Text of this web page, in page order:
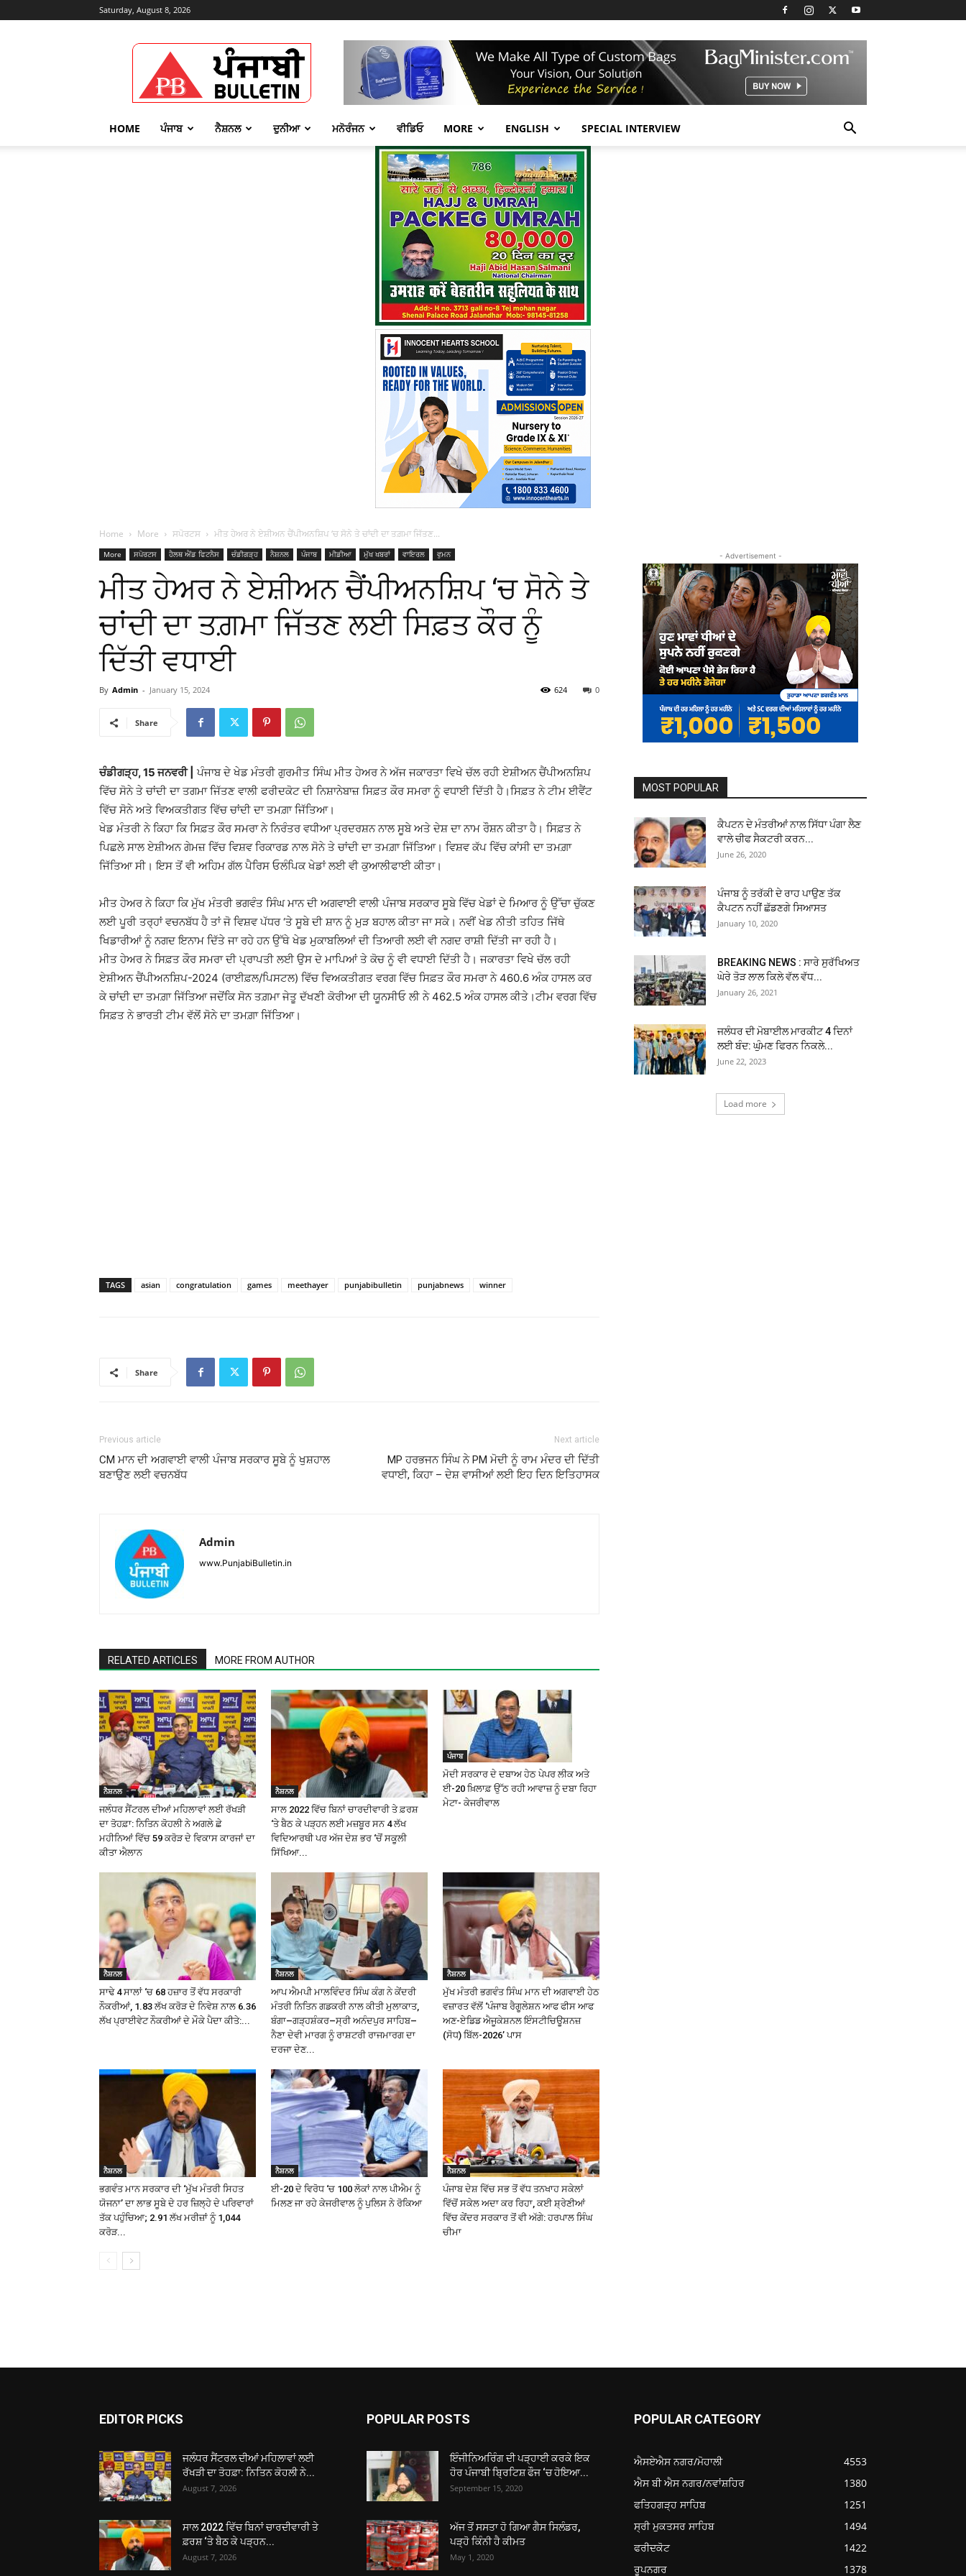
Saturday, August 8, 2026
Punjabi
Bulletin
HOME ਪੰਜਾਬ ਨੈਸ਼ਨਲ ਦੁਨੀਆ ਮਨੋਰੰਜਨ ਵੀਡਿਓ MORE ENGLISH SPECIAL INTERVIEW
Home More ਸਪੋਰਟਸ ਮੀਤ ਹੇਅਰ ਨੇ ਏਸ਼ੀਅਨ ਚੈਂਪੀਅਨਸ਼ਿਪ ‘ਚ ਸੋਨੇ ਤੇ ਚਾਂਦੀ ਦਾ ਤਗ਼ਮਾ ਜਿੱਤਣ...
More ਸਪੋਰਟਸ ਹੈਲਥ ਐਂਡ ਫਿਟਨੈਸ ਚੰਡੀਗੜ੍ਹ ਨੈਸ਼ਨਲ ਪੰਜਾਬ ਮੀਡੀਆ ਮੁੱਖ ਖਬਰਾਂ ਵਾਇਰਲ ਵੁਮਨ
ਮੀਤ ਹੇਅਰ ਨੇ ਏਸ਼ੀਅਨ ਚੈਂਪੀਅਨਸ਼ਿਪ ‘ਚ ਸੋਨੇ ਤੇ
ਚਾਂਦੀ ਦਾ ਤਗ਼ਮਾ ਜਿੱਤਣ ਲਈ ਸਿਫ਼ਤ ਕੌਰ ਨੂੰ
ਦਿੱਤੀ ਵਧਾਈ
By Admin - January 15, 2024 0
624
Share
ਚੰਡੀਗੜ੍ਹ, 15 ਜਨਵਰੀ |
ਪੰਜਾਬ ਦੇ ਖੇਡ ਮੰਤਰੀ ਗੁਰਮੀਤ ਸਿੰਘ ਮੀਤ ਹੇਅਰ ਨੇ ਅੱਜ ਜਕਾਰਤਾ ਵਿਖੇ ਚੱਲ ਰਹੀ ਏਸ਼ੀਅਨ ਚੈਂਪੀਅਨਸ਼ਿਪ
ਵਿੱਚ ਸੋਨੇ ਤੇ ਚਾਂਦੀ ਦਾ ਤਗਮਾ ਜਿੱਤਣ ਵਾਲੀ ਫਰੀਦਕੋਟ ਦੀ ਨਿਸ਼ਾਨੇਬਾਜ਼ ਸਿਫ਼ਤ ਕੌਰ ਸਮਰਾ ਨੂੰ ਵਧਾਈ ਦਿੱਤੀ ਹੈ।ਸਿਫ਼ਤ ਨੇ ਟੀਮ ਈਵੈਂਟ
ਵਿੱਚ ਸੋਨੇ ਅਤੇ ਵਿਅਕਤੀਗਤ ਵਿੱਚ ਚਾਂਦੀ ਦਾ ਤਮਗ਼ਾ ਜਿੱਤਿਆ।
ਖੇਡ ਮੰਤਰੀ ਨੇ ਕਿਹਾ ਕਿ ਸਿਫ਼ਤ ਕੌਰ ਸਮਰਾ ਨੇ ਨਿਰੰਤਰ ਵਧੀਆ ਪ੍ਰਦਰਸ਼ਨ ਨਾਲ ਸੂਬੇ ਅਤੇ ਦੇਸ਼ ਦਾ ਨਾਮ ਰੌਸ਼ਨ ਕੀਤਾ ਹੈ। ਸਿਫ਼ਤ ਨੇ
ਪਿਛਲੇ ਸਾਲ ਏਸ਼ੀਅਨ ਗੇਮਜ਼ ਵਿੱਚ ਵਿਸ਼ਵ ਰਿਕਾਰਡ ਨਾਲ ਸੋਨੇ ਤੇ ਚਾਂਦੀ ਦਾ ਤਮਗ਼ਾ ਜਿੱਤਿਆ। ਵਿਸ਼ਵ ਕੱਪ ਵਿੱਚ ਕਾਂਸੀ ਦਾ ਤਮਗ਼ਾ
ਜਿੱਤਿਆ ਸੀ। ਇਸ ਤੋਂ ਵੀ ਅਹਿਮ ਗੱਲ ਪੈਰਿਸ ਓਲੰਪਿਕ ਖੇਡਾਂ ਲਈ ਵੀ ਕੁਆਲੀਫਾਈ ਕੀਤਾ।
ਮੀਤ ਹੇਅਰ ਨੇ ਕਿਹਾ ਕਿ ਮੁੱਖ ਮੰਤਰੀ ਭਗਵੰਤ ਸਿੰਘ ਮਾਨ ਦੀ ਅਗਵਾਈ ਵਾਲੀ ਪੰਜਾਬ ਸਰਕਾਰ ਸੂਬੇ ਵਿੱਚ ਖੇਡਾਂ ਦੇ ਮਿਆਰ ਨੂੰ ਉੱਚਾ ਚੁੱਕਣ
ਲਈ ਪੂਰੀ ਤਰ੍ਹਾਂ ਵਚਨਬੱਧ ਹੈ ਤਾਂ ਜੋ ਵਿਸ਼ਵ ਪੱਧਰ ‘ਤੇ ਸੂਬੇ ਦੀ ਸ਼ਾਨ ਨੂੰ ਮੁੜ ਬਹਾਲ ਕੀਤਾ ਜਾ ਸਕੇ। ਨਵੀਂ ਖੇਡ ਨੀਤੀ ਤਹਿਤ ਜਿੱਥੇ
ਖਿਡਾਰੀਆਂ ਨੂੰ ਨਗਦ ਇਨਾਮ ਦਿੱਤੇ ਜਾ ਰਹੇ ਹਨ ਉੱਥੇ ਖੇਡ ਮੁਕਾਬਲਿਆਂ ਦੀ ਤਿਆਰੀ ਲਈ ਵੀ ਨਗਦ ਰਾਸ਼ੀ ਦਿੱਤੀ ਜਾ ਰਹੀ ਹੈ।
ਮੀਤ ਹੇਅਰ ਨੇ ਸਿਫ਼ਤ ਕੌਰ ਸਮਰਾ ਦੀ ਪ੍ਰਾਪਤੀ ਲਈ ਉਸ ਦੇ ਮਾਪਿਆਂ ਤੇ ਕੋਚ ਨੂੰ ਵੀ ਵਧਾਈ ਦਿੱਤੀ ਹੈ। ਜਕਾਰਤਾ ਵਿਖੇ ਚੱਲ ਰਹੀ
ਏਸ਼ੀਅਨ ਚੈਂਪੀਅਨਸ਼ਿਪ-2024 (ਰਾਈਫ਼ਲ/ਪਿਸਟਲ) ਵਿੱਚ ਵਿਅਕਤੀਗਤ ਵਰਗ ਵਿੱਚ ਸਿਫ਼ਤ ਕੌਰ ਸਮਰਾ ਨੇ 460.6 ਅੰਕ ਹਾਸਲ ਕਰ
ਕੇ ਚਾਂਦੀ ਦਾ ਤਮਗ਼ਾ ਜਿੱਤਿਆ ਜਦੋਂਕਿ ਸੋਨ ਤਗ਼ਮਾ ਜੇਤੂ ਦੱਖਣੀ ਕੋਰੀਆ ਦੀ ਯੂਨਸੀਓ ਲੀ ਨੇ 462.5 ਅੰਕ ਹਾਸਲ ਕੀਤੇ।ਟੀਮ ਵਰਗ ਵਿੱਚ
ਸਿਫ਼ਤ ਨੇ ਭਾਰਤੀ ਟੀਮ ਵੱਲੋਂ ਸੋਨੇ ਦਾ ਤਮਗ਼ਾ ਜਿੱਤਿਆ।
TAGS asian congratulation games meethayer punjabibulletin punjabnews winner
Share
Previous article
CM ਮਾਨ ਦੀ ਅਗਵਾਈ ਵਾਲੀ ਪੰਜਾਬ ਸਰਕਾਰ ਸੂਬੇ ਨੂੰ ਖੁਸ਼ਹਾਲ
ਬਣਾਉਣ ਲਈ ਵਚਨਬੱਧ
Next article
MP ਹਰਭਜਨ ਸਿੰਘ ਨੇ PM ਮੋਦੀ ਨੂੰ ਰਾਮ ਮੰਦਰ ਦੀ ਦਿੱਤੀ
ਵਧਾਈ, ਕਿਹਾ – ਦੇਸ਼ ਵਾਸੀਆਂ ਲਈ ਇਹ ਦਿਨ ਇਤਿਹਾਸਕ
Admin
www.PunjabiBulletin.in
RELATED ARTICLES MORE FROM AUTHOR
ਨੈਸ਼ਨਲ
ਜਲੰਧਰ ਸੈਂਟਰਲ ਦੀਆਂ ਮਹਿਲਾਵਾਂ ਲਈ ਰੱਖੜੀ
ਦਾ ਤੋਹਫ਼ਾ: ਨਿਤਿਨ ਕੋਹਲੀ ਨੇ ਅਗਲੇ ਛੇ
ਮਹੀਨਿਆਂ ਵਿੱਚ ₹59 ਕਰੋੜ ਦੇ ਵਿਕਾਸ ਕਾਰਜਾਂ ਦਾ
ਕੀਤਾ ਐਲਾਨ
ਨੈਸ਼ਨਲ
ਸਾਲ 2022 ਵਿੱਚ ਬਿਨਾਂ ਚਾਰਦੀਵਾਰੀ ਤੇ ਫ਼ਰਸ਼
‘ਤੇ ਬੈਠ ਕੇ ਪੜ੍ਹਨ ਲਈ ਮਜ਼ਬੂਰ ਸਨ 4 ਲੱਖ
ਵਿਦਿਆਰਥੀ ਪਰ ਅੱਜ ਦੇਸ਼ ਭਰ ‘ਚੋਂ ਸਕੂਲੀ
ਸਿੱਖਿਆ...
ਪੰਜਾਬ
ਮੋਦੀ ਸਰਕਾਰ ਦੇ ਦਬਾਅ ਹੇਠ ਪੇਪਰ ਲੀਕ ਅਤੇ
ਈ-20 ਖ਼ਿਲਾਫ਼ ਉੱਠ ਰਹੀ ਆਵਾਜ਼ ਨੂੰ ਦਬਾ ਰਿਹਾ
ਮੇਟਾ- ਕੇਜਰੀਵਾਲ
ਨੈਸ਼ਨਲ
ਸਾਢੇ 4 ਸਾਲਾਂ ‘ਚ 68 ਹਜ਼ਾਰ ਤੋਂ ਵੱਧ ਸਰਕਾਰੀ
ਨੌਕਰੀਆਂ, 1.83 ਲੱਖ ਕਰੋੜ ਦੇ ਨਿਵੇਸ਼ ਨਾਲ 6.36
ਲੱਖ ਪ੍ਰਾਈਵੇਟ ਨੌਕਰੀਆਂ ਦੇ ਮੌਕੇ ਪੈਦਾ ਕੀਤੇ:...
ਨੈਸ਼ਨਲ
ਆਪ ਐਮਪੀ ਮਾਲਵਿੰਦਰ ਸਿੰਘ ਕੰਗ ਨੇ ਕੇਂਦਰੀ
ਮੰਤਰੀ ਨਿਤਿਨ ਗਡਕਰੀ ਨਾਲ ਕੀਤੀ ਮੁਲਾਕਾਤ,
ਬੰਗਾ–ਗੜ੍ਹਸ਼ੰਕਰ–ਸ੍ਰੀ ਅਨੰਦਪੁਰ ਸਾਹਿਬ–
ਨੈਣਾ ਦੇਵੀ ਮਾਰਗ ਨੂੰ ਰਾਸ਼ਟਰੀ ਰਾਜਮਾਰਗ ਦਾ
ਦਰਜਾ ਦੇਣ...
ਨੈਸ਼ਨਲ
ਮੁੱਖ ਮੰਤਰੀ ਭਗਵੰਤ ਸਿੰਘ ਮਾਨ ਦੀ ਅਗਵਾਈ ਹੇਠ
ਵਜ਼ਾਰਤ ਵੱਲੋਂ ‘ਪੰਜਾਬ ਰੈਗੂਲੇਸ਼ਨ ਆਫ ਫੀਸ ਆਫ
ਅਣ-ਏਡਿਡ ਐਜੂਕੇਸ਼ਨਲ ਇੰਸਟੀਚਿਊਸ਼ਨਜ਼
(ਸੋਧ) ਬਿੱਲ-2026’ ਪਾਸ
ਨੈਸ਼ਨਲ
ਭਗਵੰਤ ਮਾਨ ਸਰਕਾਰ ਦੀ ‘ਮੁੱਖ ਮੰਤਰੀ ਸਿਹਤ
ਯੋਜਨਾ’ ਦਾ ਲਾਭ ਸੂਬੇ ਦੇ ਹਰ ਜ਼ਿਲ੍ਹੇ ਦੇ ਪਰਿਵਾਰਾਂ
ਤੱਕ ਪਹੁੰਚਿਆ; 2.91 ਲੱਖ ਮਰੀਜ਼ਾਂ ਨੂੰ ₹1,044
ਕਰੋੜ...
ਨੈਸ਼ਨਲ
ਈ-20 ਦੇ ਵਿਰੋਧ ‘ਚ 100 ਲੋਕਾਂ ਨਾਲ ਪੀਐਮ ਨੂੰ
ਮਿਲਣ ਜਾ ਰਹੇ ਕੇਜਰੀਵਾਲ ਨੂੰ ਪੁਲਿਸ ਨੇ ਰੋਕਿਆ
ਨੈਸ਼ਨਲ
ਪੰਜਾਬ ਦੇਸ਼ ਵਿੱਚ ਸਭ ਤੋਂ ਵੱਧ ਤਨਖਾਹ ਸਕੇਲਾਂ
ਵਿੱਚੋਂ ਸਕੇਲ ਅਦਾ ਕਰ ਰਿਹਾ, ਕਈ ਸ਼੍ਰੇਣੀਆਂ
ਵਿੱਚ ਕੇਂਦਰ ਸਰਕਾਰ ਤੋਂ ਵੀ ਅੱਗੇ: ਹਰਪਾਲ ਸਿੰਘ
ਚੀਮਾ
- Advertisement -
MOST POPULAR
ਕੈਪਟਨ ਦੇ ਮੰਤਰੀਆਂ ਨਾਲ ਸਿੱਧਾ ਪੰਗਾ ਲੈਣ
ਵਾਲੇ ਚੀਫ ਸੈਕਟਰੀ ਕਰਨ...
June 26, 2020
ਪੰਜਾਬ ਨੂੰ ਤਰੱਕੀ ਦੇ ਰਾਹ ਪਾਉਣ ਤੱਕ
ਕੈਪਟਨ ਨਹੀਂ ਛੱਡਣਗੇ ਸਿਆਸਤ
January 10, 2020
BREAKING NEWS : ਸਾਰੇ ਸੁਰੱਖਿਅਤ
ਘੇਰੇ ਤੋੜ ਲਾਲ ਕਿਲੇ ਵੱਲ ਵੱਧ...
January 26, 2021
ਜਲੰਧਰ ਦੀ ਮੋਬਾਈਲ ਮਾਰਕੀਟ 4 ਦਿਨਾਂ
ਲਈ ਬੰਦ: ਘੁੰਮਣ ਫਿਰਨ ਨਿਕਲੇ...
June 22, 2023
Load more
EDITOR PICKS
ਜਲੰਧਰ ਸੈਂਟਰਲ ਦੀਆਂ ਮਹਿਲਾਵਾਂ ਲਈ
ਰੱਖੜੀ ਦਾ ਤੋਹਫ਼ਾ: ਨਿਤਿਨ ਕੋਹਲੀ ਨੇ...
August 7, 2026
ਸਾਲ 2022 ਵਿੱਚ ਬਿਨਾਂ ਚਾਰਦੀਵਾਰੀ ਤੇ
ਫ਼ਰਸ਼ ‘ਤੇ ਬੈਠ ਕੇ ਪੜ੍ਹਨ...
August 7, 2026
POPULAR POSTS
ਇੰਜੀਨਿਅਰਿੰਗ ਦੀ ਪੜ੍ਹਾਈ ਕਰਕੇ ਇਕ
ਹੋਰ ਪੰਜਾਬੀ ਬ੍ਰਿਟਿਸ਼ ਫੌਜ ‘ਚ ਹੋਇਆ...
September 15, 2020
ਅੱਜ ਤੋਂ ਸਸਤਾ ਹੋ ਗਿਆ ਗੈਸ ਸਿਲੰਡਰ,
ਪੜ੍ਹੋ ਕਿੰਨੀ ਹੈ ਕੀਮਤ
May 1, 2020
POPULAR CATEGORY
ਐਸਏਐਸ ਨਗਰ/ਮੋਹਾਲੀ
4553
ਐਸ ਬੀ ਐਸ ਨਗਰ/ਨਵਾਂਸ਼ਹਿਰ
1380
ਫਤਿਹਗੜ੍ਹ ਸਾਹਿਬ
1251
ਸ੍ਰੀ ਮੁਕਤਸਰ ਸਾਹਿਬ
1494
ਫਰੀਦਕੋਟ
1422
ਰੂਪਨਗਰ
1378